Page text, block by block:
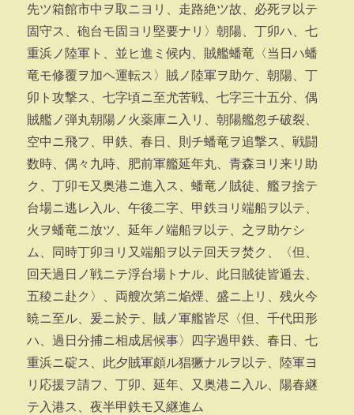
先ツ箱館市中ヲ取ニヨリ、走路絶ツ故、必死ヲ以テ
固守ス、砲台モ固ヨリ堅要ナリ〉朝陽、丁卯ハ、七
重浜ノ陸軍ト、並ヒ進ミ候内、賊艦蟠竜〈当日ハ蟠
竜モ修覆ヲ加ヘ運転ス〉賊ノ陸軍ヲ助ケ、朝陽、丁
卯ト攻撃ス、七字頃ニ至尤苦戦、七字三十五分、偶
賊艦ノ弾丸朝陽ノ火薬庫ニ入リ、朝陽艦忽チ破裂、
空中ニ飛フ、甲鉄、春日、則チ蟠竜ヲ追撃ス、戦闘
数時、偶々九時、肥前軍艦延年丸、青森ヨリ来リ助
ク、丁卯モ又奥港ニ進入ス、蟠竜ノ賊徒、艦ヲ捨テ
台場ニ逃レ入ル、午後二字、甲鉄ヨリ端船ヲ以テ、
火ヲ蟠竜ニ放ツ、延年ノ端船ヲ以テ、之ヲ助ケシ
ム、同時丁卯ヨリ又端船ヲ以テ回天ヲ焚ク、〈但、
回天過日ノ戦ニテ浮台場トナル、此日賊徒皆遁去、
五稜ニ赴ク〉、両艘次第ニ焔煙、盛ニ上リ、残火今
暁ニ至ル、爰ニ於テ、賊ノ軍艦皆尽〈但、千代田形
ハ、過日分捕ニ相成居候事〉四字過甲鉄、春日、七
重浜ニ碇ス、此夕賊軍頗ル猖獗ナルヲ以テ、陸軍ヨ
リ応援ヲ請フ、丁卯、延年、又奥港ニ入ル、陽春継
テ入港ス、夜半甲鉄モ又継進ム